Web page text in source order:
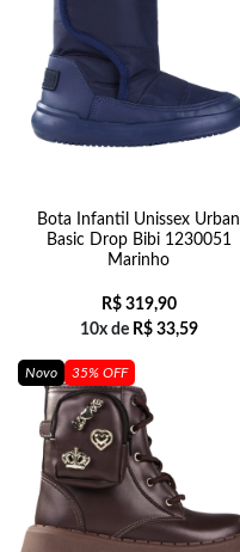
Bota Infantil Unissex Urban
Basic Drop Bibi 1230051
Marinho
R$319,90
10x de R$33,59
Novo 35% OFF